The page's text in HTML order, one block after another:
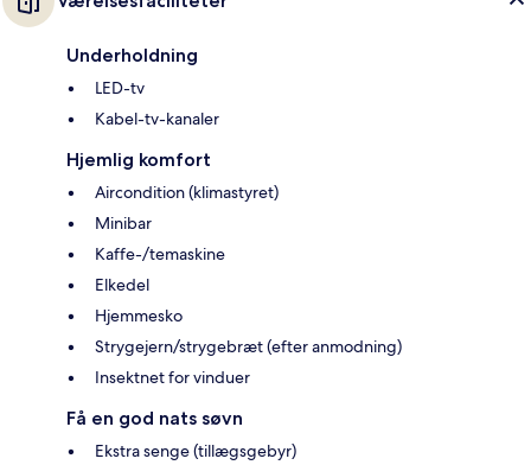
Underholdning
LED-tv
Kabel-tv-kanaler
Hjemlig komfort
Aircondition (klimastyret)
Minibar
Kaffe-/temaskine
Elkedel
Hjemmesko
Strygejern/strygebræt (efter anmodning)
Insektnet for vinduer
Få en god nats søvn
Ekstra senge (tillægsgebyr)